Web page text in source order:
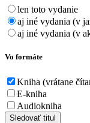
len toto vydanie
aj iné vydania (v
aj iné vydania (v
Vo formáte
Kniha (vrátane
E-kniha
Audiokniha
Sledovať titul